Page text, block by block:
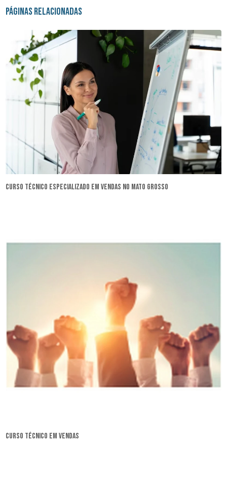
Páginas Relacionadas
curso técnico especializado em vendas no Mato Grosso
curso técnico em vendas